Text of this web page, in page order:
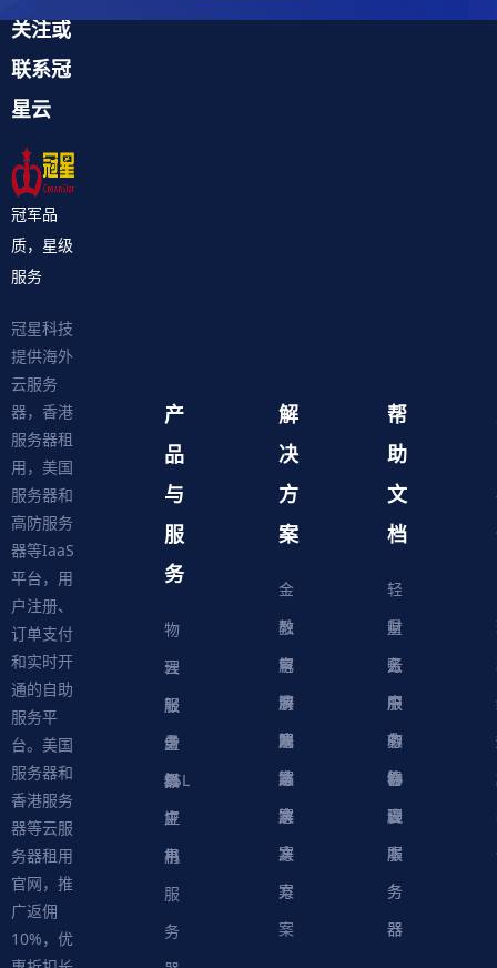
关注或
联系冠
星云
冠军品
质，星级
服务
冠星科技
提供海外
云服务
器，香港
服务器租
用，美国
服务器和
高防服务
器等IaaS
平台，用
户注册、
订单支付
和实时开
通的自助
服务平
台。美国
服务器和
香港服务
器等云服
务器租用
官网，推
广返佣
10%，优
产
品
与
服
务
物
理
服
务
器
云
服
务
器
轻
量
级
应
用
服
务
虚
拟
主
机
SSL
证
书
解
决
方
案
金
融
解
决
方
案
教
育
解
决
方
案
电
商
解
决
方
案
游
戏
解
决
方
案
网
站
解
决
方
案
帮
助
文
档
轻
量
云
服
务
器
财
务
中
心
账
户
中
心
服
务
协
议
软
件
脚
本
物
理
服
务
器
云
服
务
器